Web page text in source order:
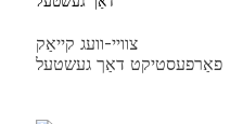
צוויי-וועג קייאַק
פאַרפעסטיקט דאַך געשטעל